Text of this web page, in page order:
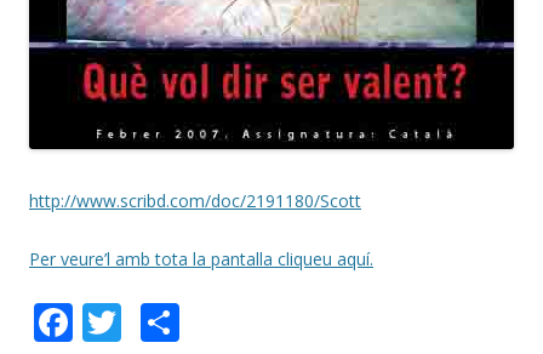
http://www.scribd.com/doc/2191180/Scott
Per veure’l amb tota la pantalla cliqueu aquí.
F T